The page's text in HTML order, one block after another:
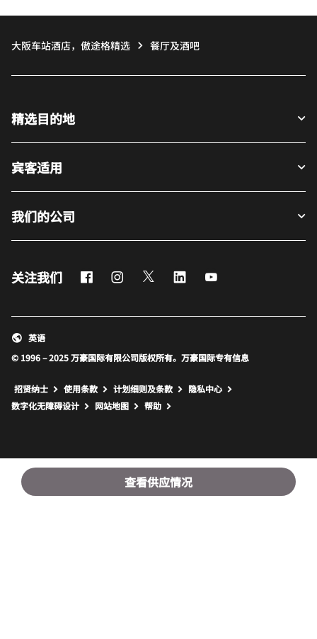
查看供应情况
大阪车站酒店，傲途格精选 餐厅及酒吧
精选目的地
宾客适用
我们的公司
关注我们 FacebookInstagram
Twitter LinkedIn
© 1996 – 2025 万豪国际有限公司版权所有。万豪国际专有信息
英语
招贤纳士 使用条款 计划细则及条款
隐私中心
数字化无障碍设计
网站地图 打开新窗口
帮助